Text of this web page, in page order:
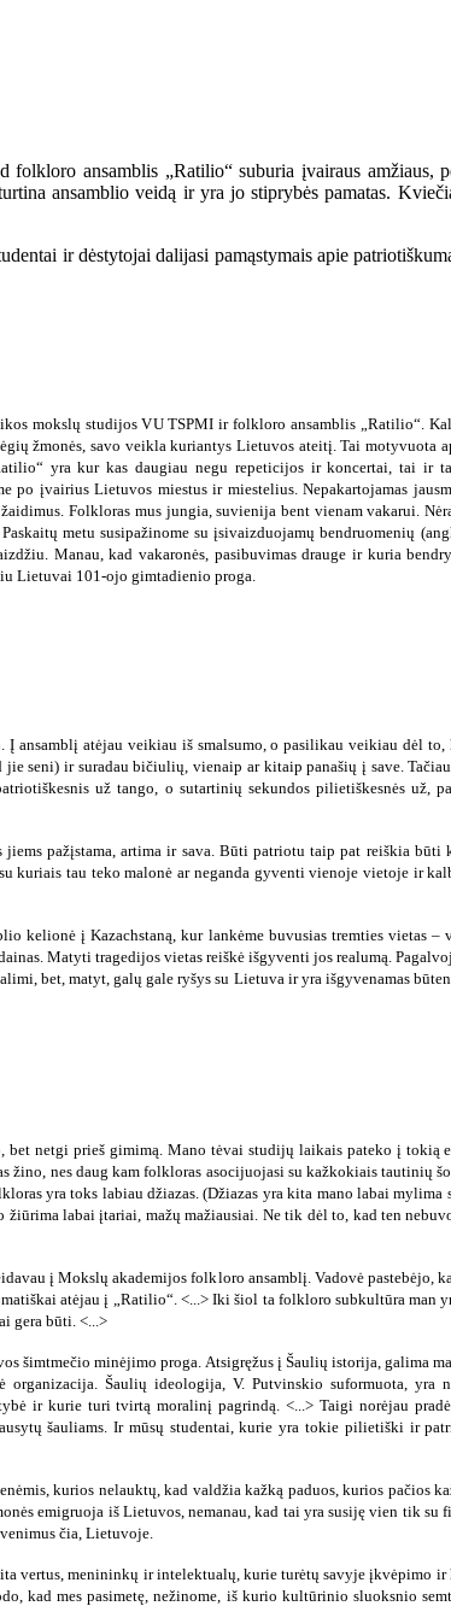
ansamblis „Ratilio“ suburia įvairaus amžiaus,
ansamblio veidą ir yra jo stiprybės pamatas.
ir dėstytojai dalijasi pamąstymais apie
mokslų studijos VU TSPMI ir folkloro ansamblis „Ratilio“.
žmonės, savo veikla kuriantys Lietuvos ateitį. Tai motyvuota
yra kur kas daugiau negu repeticijos ir koncertai, tai ir
po įvairius Lietuvos miestus ir miestelius. Nepakartojamas
Folkloras mus jungia, suvienija bent vienam vakarui.
metu susipažinome su įsivaizduojamų bendruomenių
Manau, kad vakaronės, pasibuvimas drauge ir kuria
Lietuvai 101-ojo gimtadienio proga.
ansamblį atėjau veikiau iš smalsumo, o pasilikau veikiau dėl to,
seni) ir suradau bičiulių, vienaip ar kitaip panašių į save.
už tango, o sutartinių sekundos pilietiškesnės už,
pažįstama, artima ir sava. Būti patriotu taip pat reiškia būti
kuriais tau teko malonė ar neganda gyventi vienoje vietoje ir
kelionė į Kazachstaną, kur lankėme buvusias tremties vietas –
Matyti tragedijos vietas reiškė išgyventi jos realumą.
bet, matyt, galų gale ryšys su Lietuva ir yra išgyvenamas
netgi prieš gimimą. Mano tėvai studijų laikais pateko į
žino, nes daug kam folkloras asocijuojasi su kažkokiais tautinių
yra toks labiau džiazas. (Džiazas yra kita mano labai
labai įtariai, mažų mažiausiai. Ne tik dėl to, kad ten
į Mokslų akademijos folkloro ansamblį. Vadovė
atėjau į „Ratilio“. <...> Iki šiol ta folkloro subkultūra man
gera būti. <...>
šimtmečio minėjimo proga. Atsigręžus į Šaulių istorija, galima
Šaulių ideologija, V. Putvinskio suformuota, yra
ir kurie turi tvirtą moralinį pagrindą. <...> Taigi norėjau
šauliams. Ir mūsų studentai, kurie yra tokie pilietiški ir
kurios nelauktų, kad valdžia kažką paduos, kurios pačios
emigruoja iš Lietuvos, nemanau, kad tai yra susiję vien tik su
čia, Lietuvoje.
vertus, menininkų ir intelektualų, kurie turėtų savyje įkvėpimo ir
kad mes pasimetę, nežinome, iš kurio kultūrinio sluoksnio